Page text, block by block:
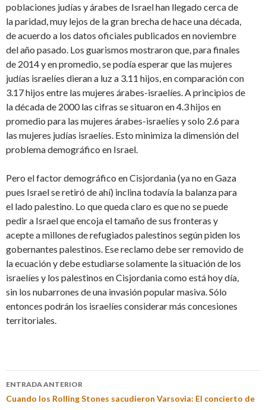
poblaciones judías y árabes de Israel han llegado cerca de
la paridad, muy lejos de la gran brecha de hace una década,
de acuerdo a los datos oficiales publicados en noviembre
del año pasado. Los guarismos mostraron que, para finales
de 2014 y en promedio, se podía esperar que las mujeres
judías israelíes dieran a luz a 3.11 hijos, en comparación con
3.17 hijos entre las mujeres árabes-israelíes. A principios de
la década de 2000 las cifras se situaron en 4.3 hijos en
promedio para las mujeres árabes-israelíes y solo 2.6 para
las mujeres judías israelíes. Esto minimiza la dimensión del
problema demográfico en Israel.
Pero el factor demográfico en Cisjordania (ya no en Gaza
pues Israel se retiró de ahí) inclina todavía la balanza para
el lado palestino. Lo que queda claro es que no se puede
pedir a Israel que encoja el tamaño de sus fronteras y
acepte a millones de refugiados palestinos según piden los
gobernantes palestinos. Ese reclamo debe ser removido de
la ecuación y debe estudiarse solamente la situación de los
israelíes y los palestinos en Cisjordania como está hoy día,
sin los nubarrones de una invasión popular masiva. Sólo
entonces podrán los israelíes considerar más concesiones
territoriales.
ENTRADA ANTERIOR
Cuando los Rolling Stones sacudieron Varsovia: El concierto de